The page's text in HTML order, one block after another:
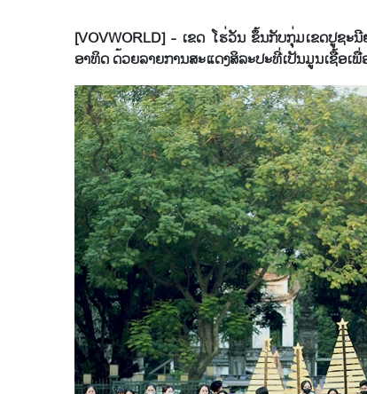
[VOVWORLD] - ເຂດ ໂຮ່ວັນ ຂຶ້ນກັບກຸ່ມເຂດປູຊ
ອາທິດ ດ້ວຍລາຍການສະແດງສິລະປະທີ່ເປັນມູນເຊື້ອເ